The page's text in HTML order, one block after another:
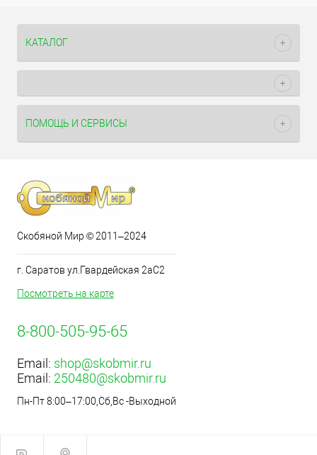
КАТАЛОГ
ПОМОЩЬ И СЕРВИСЫ
Скобяной Мир © 2011–2024
г. Саратов ул.Гвардейская 2аС2
Посмотреть на карте
8-800-505-95-65
Email: shop@skobmir.ru
Email: 250480@skobmir.ru
Пн-Пт 8:00–17:00,Сб,Вс -Выходной